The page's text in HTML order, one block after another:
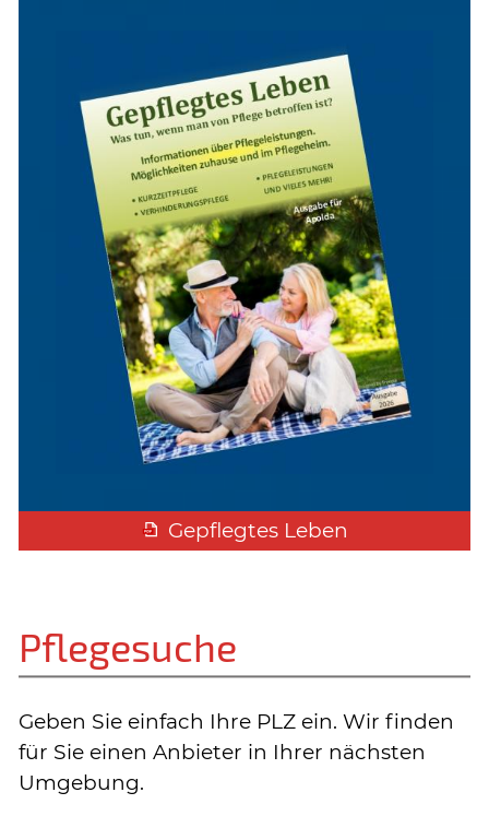
Gepflegtes Leben
Pflegesuche
Geben Sie einfach Ihre PLZ ein. Wir finden
für Sie einen Anbieter in Ihrer nächsten
Umgebung.